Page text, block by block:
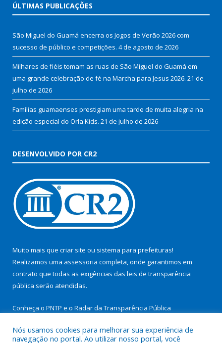
ÚLTIMAS PUBLICAÇÕES
São Miguel do Guamá encerra os Jogos de Verão 2026 com
sucesso de público e competições. 4 de agosto de 2026
Milhares de fiéis tomam as ruas de São Miguel do Guamá em
uma grande celebração de fé na Marcha para Jesus 2026. 21 de
julho de 2026
Famílias guamaenses prestigiam uma tarde de muita alegria na
edição especial do Orla Kids. 21 de julho de 2026
DESENVOLVIDO POR CR2
Muito mais que criar site ou sistema para prefeituras!
Realizamos uma assessoria completa, onde garantimos em
contrato que todas as exigências das leis de transparência
pública serão atendidas.
Conheça o PNTP e o Radar da Transparência Pública
Nós usamos cookies para melhorar sua experiência de
navegação no portal. Ao utilizar nosso portal, você